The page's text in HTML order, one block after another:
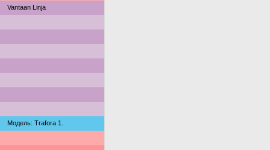
Vantaan Linja
Модель: Trafora 1.